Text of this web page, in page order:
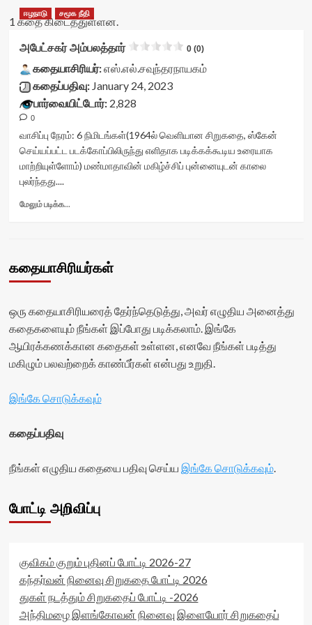
1 கதை கிடைத்துள்ளன.
ஈழநாடு சமூக நீதி
அபேட்சகர் அம்பலத்தார் 0 (0)
கதையாசிரியர்:எஸ்.எல்.சவுந்தரநாயகம்
கதைப்பதிவு:January 24, 2023
பார்வையிட்டோர்:2,828
0
வாசிப்பு நேரம்: 6 நிமிடங்கள்(1964ல் வெளியான சிறுகதை, ஸ்கேன்
செய்யப்பட்ட படக்கோப்பிலிருந்து எளிதாக படிக்கக்கூடிய உரையாக
மாற்றியுள்ளோம்) மண்மாதாவின் மகிழ்ச்சிப் புன்னையுடன் காலை
புலர்ந்தது....
மேலும் படிக்க...
class="yasr-
title-
container">
<div
class='yasr-
stars-
rater-
readonly-
data-
starsize='16'
data-
rater-
postid='35986'
data-
கதையாசிரியர்கள்
ஒரு கதையாசிரியரைத் தேர்ந்தெடுத்து, அவர் எழுதிய அனைத்து
கதைகளையும் நீங்கள் இப்போது படிக்கலாம். இங்கே
ஆயிரக்கணக்கான கதைகள் உள்ளன, எனவே நீங்கள் படித்து
மகிழும் பலவற்றைக் காண்பீர்கள் என்பது உறுதி.
இங்கே சொடுக்கவும்
கதைப்பதிவு
நீங்கள் எழுதிய கதையை பதிவு செய்ய இங்கே சொடுக்கவும்.
போட்டி அறிவிப்பு
குவிகம் குறும் புதினப் போட்டி 2026-27
கந்தர்வன் நினைவு சிறுகதை போட்டி 2026
துகள் நடத்தும் சிறுகதைப் போட்டி -2026
அந்திமழை இளங்கோவன் நினைவு இளையோர் சிறுகதைப்